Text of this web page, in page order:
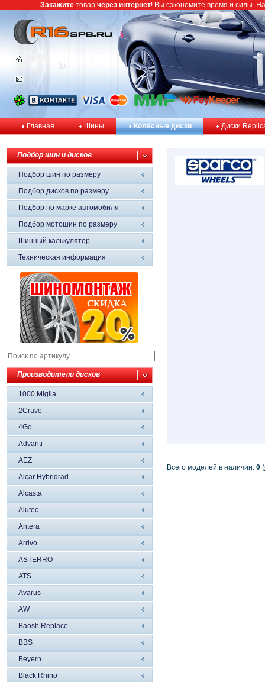
Главная Шины Колёсные диски Диски
Подбор шин и дисков
Подбор шин по размеру
Подбор дисков по размеру
Подбор по марке автомобиля
Подбор мотошин по размеру
Шинный калькулятор
Техническая информация
Производители дисков
1000 Miglia
2Crave
4Go
Advanti
AEZ
Alcar Hybridrad
Alcasta
Alutec
Antera
Arrivo
ASTERRO
ATS
Avarus
AW
Baosh Replace
BBS
Beyern
Black Rhino
Всего моделей в наличии: 0 (
Закажите товар через интернет! Вы сэкономите время и силы.